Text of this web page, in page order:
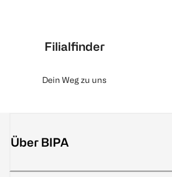
Filialfinder
Dein Weg zu uns
Über BIPA